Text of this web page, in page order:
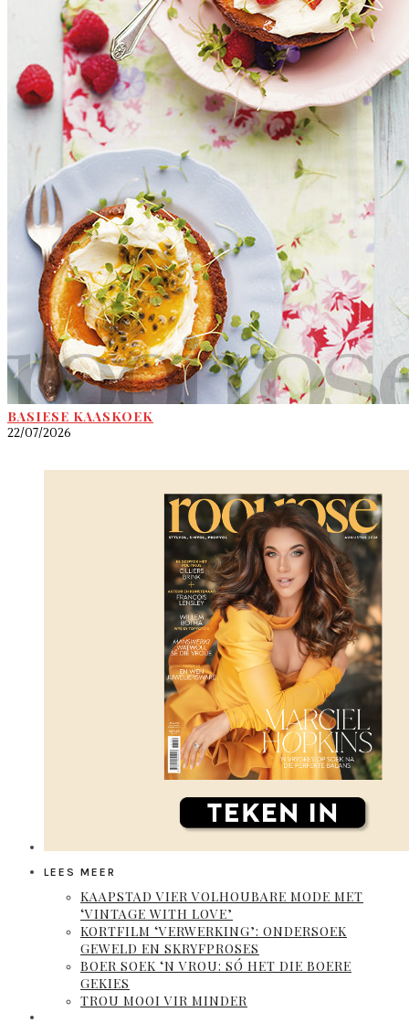
BASIESE KAASKOEK
22/07/2026
LEES MEER
KAAPSTAD VIER VOLHOUBARE MODE MET
‘VINTAGE WITH LOVE’
KORTFILM ‘VERWERKING’: ONDERSOEK
GEWELD EN SKRYFPROSES
BOER SOEK ‘N VROU: SÓ HET DIE BOERE
GEKIES
TROU MOOI VIR MINDER